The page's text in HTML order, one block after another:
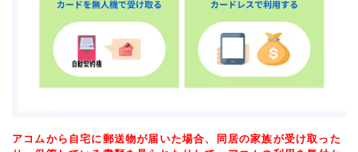
アコムから自宅に郵送物が届いた場合、同居の家族が受け取った